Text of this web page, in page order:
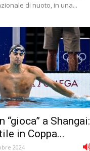
di nuoto, in una...
“gioca” a Shangai:
in Coppa...
2024